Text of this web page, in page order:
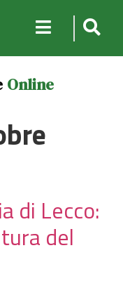
Online
di Lecco:
del